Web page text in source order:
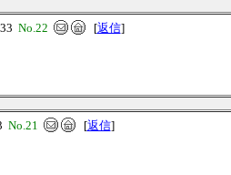
No.22 [返信]
No.21 [返信]